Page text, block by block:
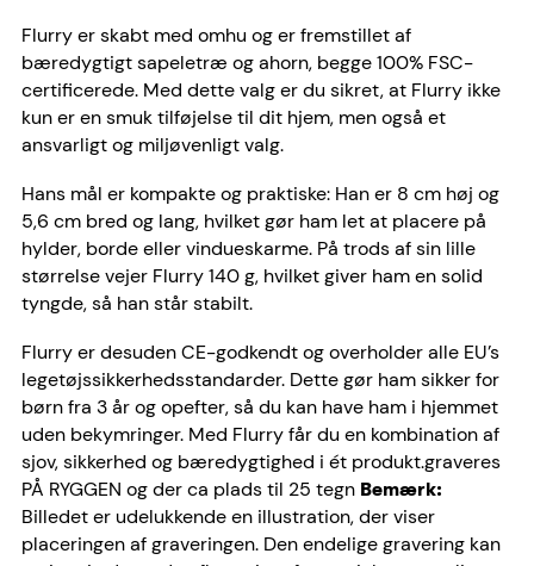
Flurry er skabt med omhu og er fremstillet af
bæredygtigt sapeletræ og ahorn, begge 100% FSC-
certificerede. Med dette valg er du sikret, at Flurry ikke
kun er en smuk tilføjelse til dit hjem, men også et
ansvarligt og miljøvenligt valg.
Hans mål er kompakte og praktiske: Han er 8 cm høj og
5,6 cm bred og lang, hvilket gør ham let at placere på
hylder, borde eller vindueskarme. På trods af sin lille
størrelse vejer Flurry 140 g, hvilket giver ham en solid
tyngde, så han står stabilt.
Flurry er desuden CE-godkendt og overholder alle EU’s
legetøjssikkerhedsstandarder. Dette gør ham sikker for
børn fra 3 år og opefter, så du kan have ham i hjemmet
uden bekymringer. Med Flurry får du en kombination af
sjov, sikkerhed og bæredygtighed i ét produkt.graveres
PÅ RYGGEN og der ca plads til 25 tegn Bemærk:
Billedet er udelukkende en illustration, der viser
placeringen af graveringen. Den endelige gravering kan